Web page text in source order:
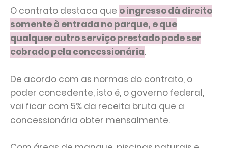
O contrato destaca que o ingresso dá direito
somente à entrada no parque, e que
qualquer outro serviço prestado pode ser
cobrado pela concessionária.
De acordo com as normas do contrato, o
poder concedente, isto é, o governo federal,
vai ficar com 5% da receita bruta que a
concessionária obter mensalmente.